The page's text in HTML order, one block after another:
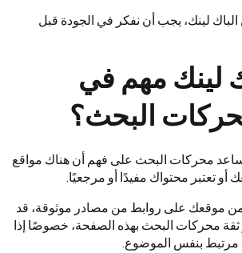
لينك، يجب أن نفكر في الجودة قبل
لينك مهم في
البحث؟
يساعد محركات البحث على فهم أن هناك مواقع
تعتبر محتواك مفيدًا أو مرجعيًا.
موقعك على روابط من مصادر موثوقة، قد
محركات البحث بهذه الصفحة، خصوصًا إذا
مرتبط بنفس الموضوع.